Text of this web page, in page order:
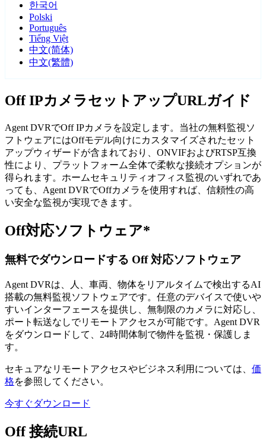
한국어
Polski
Português
Tiếng Việt
中文(简体)
中文(繁體)
Off IPカメラセットアップURLガイド
Agent DVRでOff IPカメラを設定します。当社の無料監視ソ
フトウェアにはOffモデル向けにカスタマイズされたセット
アップウィザードが含まれており、ONVIFおよびRTSP互換
性により、プラットフォーム全体で柔軟な接続オプションが
得られます。ホームセキュリティオフィス監視のいずれであ
っても、Agent DVRでOffカメラを使用すれば、信頼性の高
い安全な監視が実現できます。
Off対応ソフトウェア*
無料でダウンロードする Off 対応ソフトウェア
Agent DVRは、人、車両、物体をリアルタイムで検出するAI
搭載の無料監視ソフトウェアです。任意のデバイスで使いや
すいインターフェースを提供し、無制限のカメラに対応し、
ポート転送なしでリモートアクセスが可能です。Agent DVR
をダウンロードして、24時間体制で物件を監視・保護しま
す。
セキュアなリモートアクセスやビジネス利用については、 価
格を参照してください。
今すぐダウンロード
Off 接続URL